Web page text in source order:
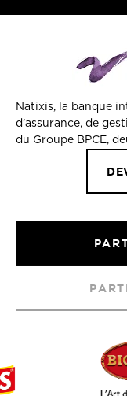
Natixis, la banque
d’assurance, de
du Groupe BPCE,